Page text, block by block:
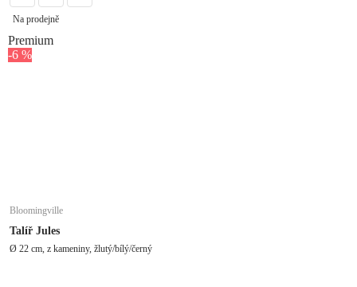
Na prodejně
Premium
-6 %
Bloomingville
Talíř Jules
Ø 22 cm, z kameniny, žlutý/bílý/černý